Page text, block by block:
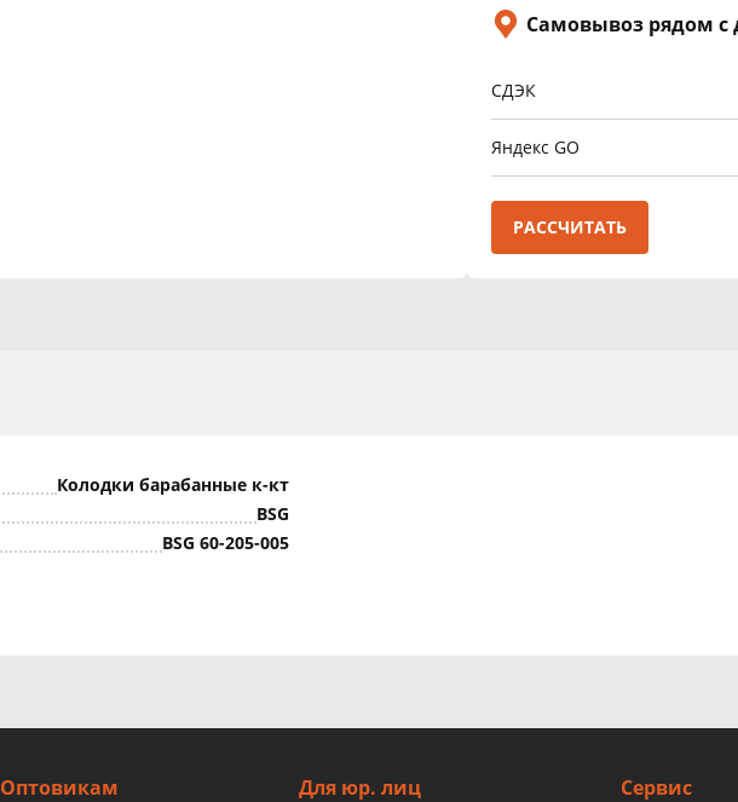
Самовывоз рядом
СДЭК
Яндекс GO
РАССЧИТАТЬ
Колодки барабанные к-кт
BSG
BSG 60-205-005
Оптовикам Для юр. лиц Сервис